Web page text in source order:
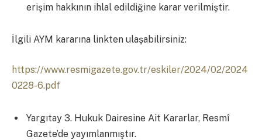
erişim hakkının ihlal edildiğine karar verilmiştir.
İlgili AYM kararına linkten ulaşabilirsiniz:
https://www.resmigazete.gov.tr/eskiler/2024/02/2024
0228-6.pdf
Yargıtay 3. Hukuk Dairesine Ait Kararlar, Resmî
Gazete’de yayımlanmıştır.